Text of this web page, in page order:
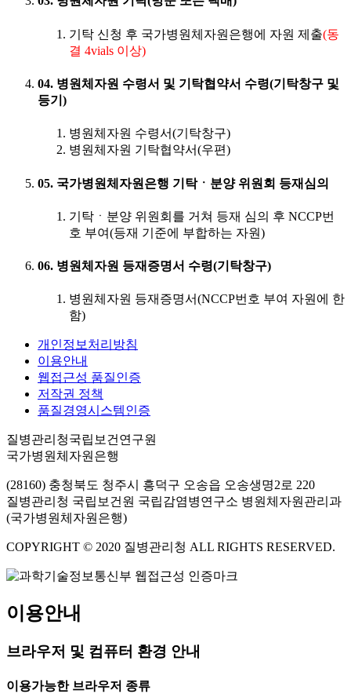
기탁 신청 후 국가병원체자원은행에 자원 제출(동
결 4vials 이상)
04. 병원체자원 수령서 및 기탁협약서 수령(기탁창구 및
등기)
병원체자원 수령서(기탁창구)
병원체자원 기탁협약서(우편)
05. 국가병원체자원은행 기탁ㆍ분양 위원회 등재심의
기탁ㆍ분양 위원회를 거쳐 등재 심의 후 NCCP번
호 부여(등재 기준에 부합하는 자원)
06. 병원체자원 등재증명서 수령(기탁창구)
병원체자원 등재증명서(NCCP번호 부여 자원에 한
함)
개인정보처리방침
이용안내
웹접근성 품질인증
저작권 정책
품질경영시스템인증
질병관리청국립보건연구원
국가병원체자원은행
(28160) 충청북도 청주시 흥덕구 오송읍 오송생명2로 220
질병관리청 국립보건원 국립감염병연구소 병원체자원관리과
(국가병원체자원은행)
COPYRIGHT © 2020 질병관리청 ALL RIGHTS RESERVED.
이용안내
브라우저 및 컴퓨터 환경 안내
이용가능한 브라우저 종류